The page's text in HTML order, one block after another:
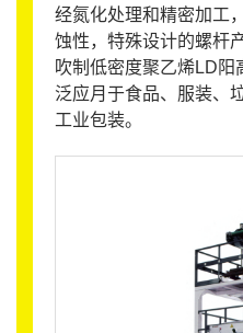
经氮化处理和精密加工
蚀性，特殊设计的螺杆
吹制低密度聚乙烯LD阳
泛应月于食品、服装、
工业包装。